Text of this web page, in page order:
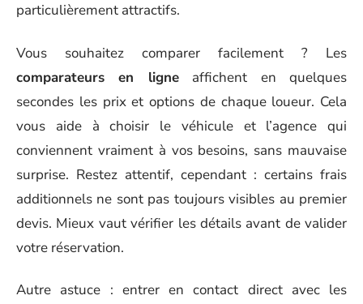
particulièrement attractifs.
Vous souhaitez comparer facilement ? Les
comparateurs en ligneaffichent en quelques
secondes les prix et options de chaque loueur. Cela
vous aide à choisir le véhicule et l’agence qui
conviennent vraiment à vos besoins, sans mauvaise
surprise. Restez attentif, cependant : certains frais
additionnels ne sont pas toujours visibles au premier
devis. Mieux vaut vérifier les détails avant de valider
votre réservation.
Autre astuce : entrer en contact direct avec les